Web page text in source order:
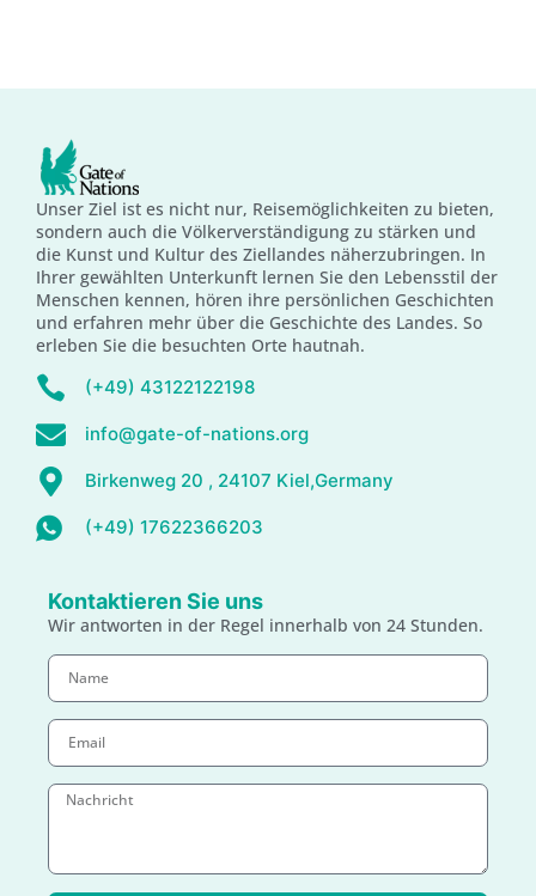
Unser Ziel ist es nicht nur, Reisemöglichkeiten zu bieten,
sondern auch die Völkerverständigung zu stärken und
die Kunst und Kultur des Ziellandes näherzubringen. In
Ihrer gewählten Unterkunft lernen Sie den Lebensstil der
Menschen kennen, hören ihre persönlichen Geschichten
und erfahren mehr über die Geschichte des Landes. So
erleben Sie die besuchten Orte hautnah.
(+49) 43122122198
info@gate-of-nations.org
Birkenweg 20 , 24107 Kiel,Germany
(+49) 17622366203
Kontaktieren Sie uns
Wir antworten in der Regel innerhalb von 24 Stunden.